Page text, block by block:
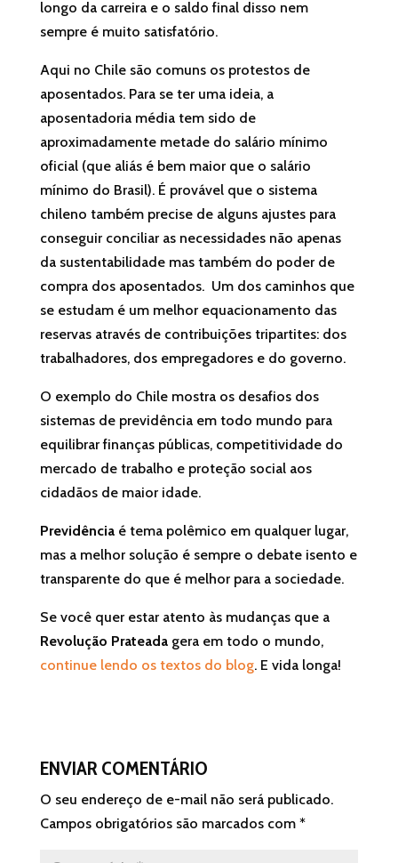
longo da carreira e o saldo final disso nem
sempre é muito satisfatório.
Aqui no Chile são comuns os protestos de
aposentados. Para se ter uma ideia, a
aposentadoria média tem sido de
aproximadamente metade do salário mínimo
oficial (que aliás é bem maior que o salário
mínimo do Brasil). É provável que o sistema
chileno também precise de alguns ajustes para
conseguir conciliar as necessidades não apenas
da sustentabilidade mas também do poder de
compra dos aposentados. Um dos caminhos que
se estudam é um melhor equacionamento das
reservas através de contribuições tripartites: dos
trabalhadores, dos empregadores e do governo.
O exemplo do Chile mostra os desafios dos
sistemas de previdência em todo mundo para
equilibrar finanças públicas, competitividade do
mercado de trabalho e proteção social aos
cidadãos de maior idade.
Previdênciaé tema polêmico em qualquer lugar,
mas a melhor solução é sempre o debate isento e
transparente do que é melhor para a sociedade.
Se você quer estar atento às mudanças que a
Revolução Prateadagera em todo o mundo,
continue lendo os textos do blog. E vida longa!
ENVIAR COMENTÁRIO
O seu endereço de e-mail não será publicado.
Campos obrigatórios são marcados com *